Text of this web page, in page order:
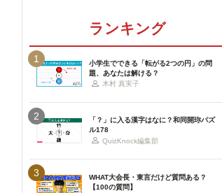
ランキング
1
小学生でできる「転がる2つの円」の問
題、あなたは解ける？
木村 真実子
2
「？」に入る漢字はなに？和同開珎パズ
ル178
QuizKnock編集部
3
WHAT大会長・東言だけど質問ある？
【100の質問】